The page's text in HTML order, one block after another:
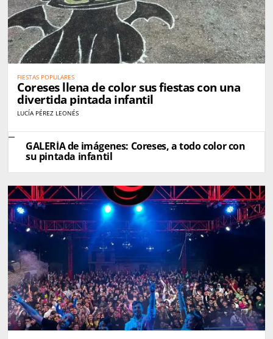
FIESTAS POPULARES
Coreses llena de color sus fiestas con una
divertida pintada infantil
LUCÍA PÉREZ LEONÉS
GALERÍA de imágenes: Coreses, a todo color con
su pintada infantil